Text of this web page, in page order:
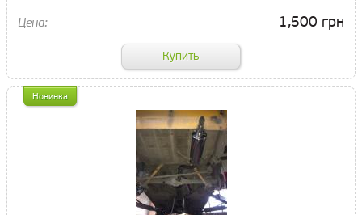
1,500 грн
Новинка